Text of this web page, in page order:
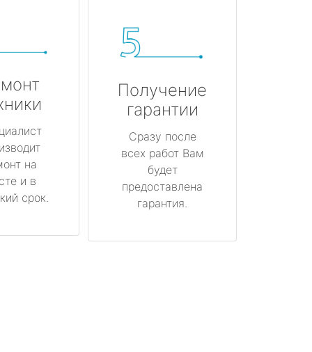
на
и в
срок.
Получение
гарантии
Сразу после
всех работ Вам
будет
предоставлена
гарантия.